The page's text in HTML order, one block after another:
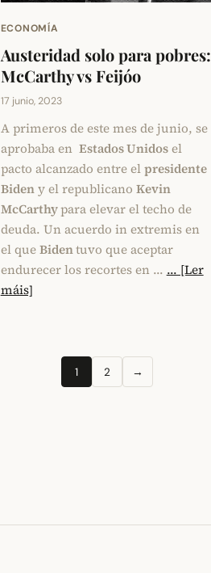
ECONOMÍA
Austeridad solo para pobres:
McCarthy vs Feijóo
17 junio, 2023
A primeros de este mes de junio, se
aprobaba en Estados Unidosel
pacto alcanzado entre elpresidente
Bideny el republicano Kevin
McCarthypara elevar el techo de
deuda. Un acuerdo in extremis en
el queBidentuvo que aceptar
endurecer los recortes en … ... [Ler
máis]
1 2 →